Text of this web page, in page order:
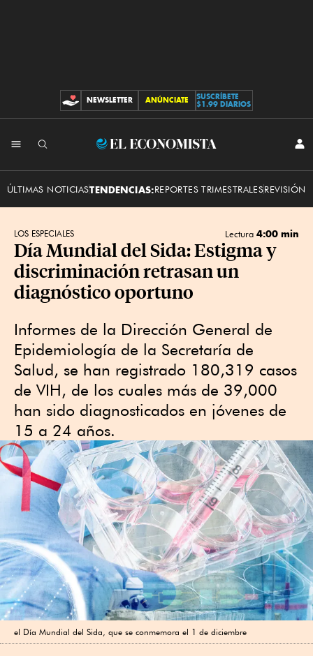
CONTRIBUCIONES
NEWSLETTER ANÚNCIATE
SUSCRÍBETE
$1.99 DIARIOS
El
ÚLTIMAS NOTICIASTENDENCIAS:REPORTES TRIMESTRALESREVISIÓN
LOS ESPECIALES Lectura 4:00 min
Día Mundial del Sida: Estigma y
discriminación retrasan un
diagnóstico oportuno
Informes de la Dirección General de
Epidemiología de la Secretaría de
Salud, se han registrado 180,319 casos
de VIH, de los cuales más de 39,000
han sido diagnosticados en jóvenes de
15 a 24 años.
el Día Mundial del Sida, que se conmemora el 1 de diciembre